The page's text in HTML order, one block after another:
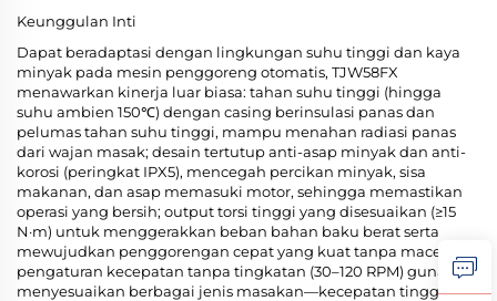
Keunggulan Inti
Dapat beradaptasi dengan lingkungan suhu tinggi dan kaya
minyak pada mesin penggoreng otomatis, TJW58FX
menawarkan kinerja luar biasa: tahan suhu tinggi (hingga
suhu ambien 150℃) dengan casing berinsulasi panas dan
pelumas tahan suhu tinggi, mampu menahan radiasi panas
dari wajan masak; desain tertutup anti-asap minyak dan anti-
korosi (peringkat IPX5), mencegah percikan minyak, sisa
makanan, dan asap memasuki motor, sehingga memastikan
operasi yang bersih; output torsi tinggi yang disesuaikan (≥15
N·m) untuk menggerakkan beban bahan baku berat serta
mewujudkan penggorengan cepat yang kuat tanpa macet;
pengaturan kecepatan tanpa tingkatan (30–120 RPM) guna
menyesuaikan berbagai jenis masakan—kecepatan tinggi